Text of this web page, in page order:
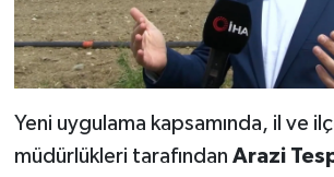
Yeni uygulama kapsamında, il ve
müdürlükleri tarafından Arazi